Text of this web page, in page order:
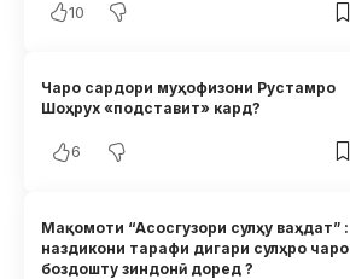
10
Чаро сардори муҳофизони Рустамро
Шоҳрух «подставит» кард?
6
Мақомоти “Асосгузори сулҳу ваҳдат” :
наздикони тарафи дигари сулҳро чаро
боздошту зиндонӣ доред ?